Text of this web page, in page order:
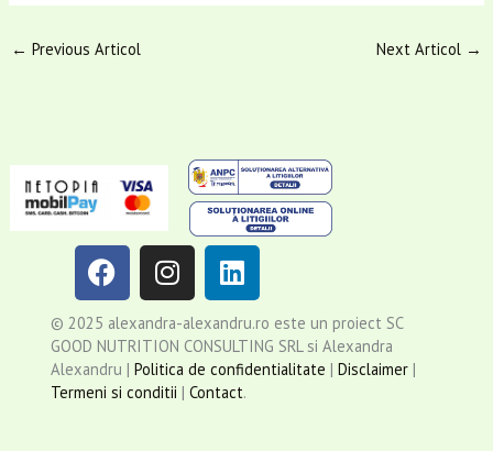
← Previous Articol Next Articol →
© 2025 alexandra-alexandru.ro este un proiect SC
GOOD NUTRITION CONSULTING SRL si Alexandra
Alexandru | Politica de confidentialitate | Disclaimer |
Termeni si conditii | Contact.
F
a
c
e
b
o
I
n
s
t
a
g
L
i
n
k
e
d